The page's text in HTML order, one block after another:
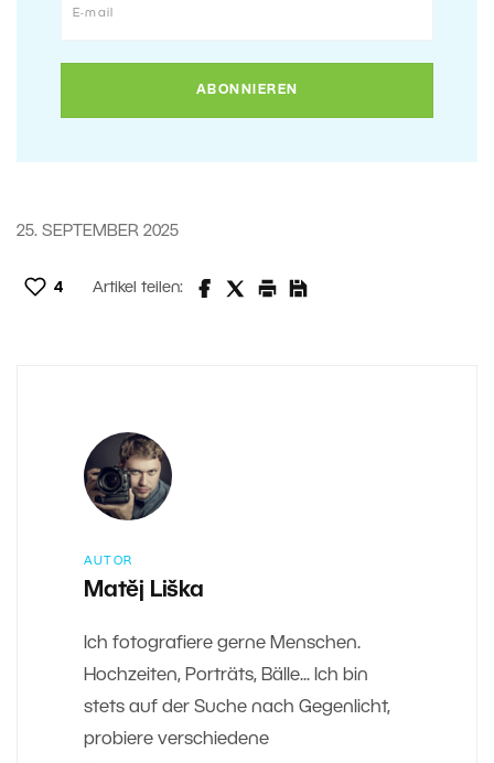
25. SEPTEMBER 2025
4 Artikel teilen:
AUTOR
Matěj Liška
Ich fotografiere gerne Menschen.
Hochzeiten, Porträts, Bälle... Ich bin
stets auf der Suche nach Gegenlicht,
probiere verschiedene